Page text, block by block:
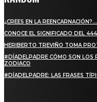
¿CREES EN LA
CONOCE EL SIGNIFICADO DEL 444
HERIBERTO TREVIÑO TOMA
#DÍADELPADRE CÓMO SON LOS
ZODIACO
#DÍADELPADRE: LAS FRASES